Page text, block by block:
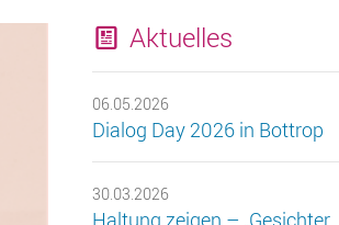
Aktuelles
06.05.2026
Dialog Day 2026 in Bottrop
30.03.2026
Haltung zeigen – „Gesichter